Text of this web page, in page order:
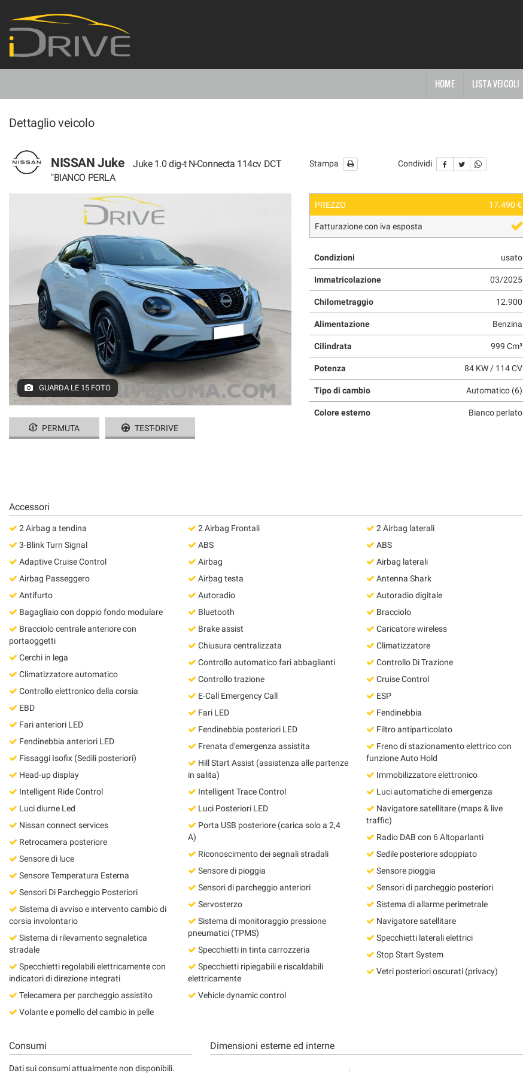
HOME
LISTA VEICOLI
DICONO DI NOI
ASSISTENZA
HOME LISTA VEICOLI
Dettaglio veicolo
NISSAN Juke
Juke 1.0 dig-t N-Connecta 114cv DCT
"BIANCO PERLA
Stampa Condividi
GUARDA LE 15 FOTO
PERMUTA TEST-DRIVE
PREZZO 17.490 €
Fatturazione con iva esposta
Condizioni usato
Immatricolazione 03/2025
Chilometraggio 12.900
Alimentazione Benzina
Cilindrata 999 Cm³
Potenza 84 KW / 114 CV
Tipo di cambio Automatico (6)
Colore esterno Bianco perlato
Accessori
2 Airbag a tendina
3-Blink Turn Signal
Adaptive Cruise Control
Airbag Passeggero
Antifurto
Bagagliaio con doppio fondo modulare
Bracciolo centrale anteriore con
portaoggetti
Cerchi in lega
Climatizzatore automatico
Controllo elettronico della corsia
EBD
Fari anteriori LED
Fendinebbia anteriori LED
Fissaggi Isofix (Sedili posteriori)
Head-up display
Intelligent Ride Control
Luci diurne Led
Nissan connect services
Retrocamera posteriore
Sensore di luce
Sensore Temperatura Esterna
Sensori Di Parcheggio Posteriori
Sistema di avviso e intervento cambio di
corsia involontario
Sistema di rilevamento segnaletica
stradale
Specchietti regolabili elettricamente con
indicatori di direzione integrati
Telecamera per parcheggio assistito
Volante e pomello del cambio in pelle
2 Airbag Frontali
ABS
Airbag
Airbag testa
Autoradio
Bluetooth
Brake assist
Chiusura centralizzata
Controllo automatico fari abbaglianti
Controllo trazione
E-Call Emergency Call
Fari LED
Fendinebbia posteriori LED
Frenata d'emergenza assistita
Hill Start Assist (assistenza alle partenze
in salita)
Intelligent Trace Control
Luci Posteriori LED
Porta USB posteriore (carica solo a 2,4
A)
Riconoscimento dei segnali stradali
Sensore di pioggia
Sensori di parcheggio anteriori
Servosterzo
Sistema di monitoraggio pressione
pneumatici (TPMS)
Specchietti in tinta carrozzeria
Specchietti ripiegabili e riscaldabili
elettricamente
Vehicle dynamic control
2 Airbag laterali
ABS
Airbag laterali
Antenna Shark
Autoradio digitale
Bracciolo
Caricatore wireless
Climatizzatore
Controllo Di Trazione
Cruise Control
ESP
Fendinebbia
Filtro antiparticolato
Freno di stazionamento elettrico con
funzione Auto Hold
Immobilizzatore elettronico
Luci automatiche di emergenza
Navigatore satellitare (maps & live
traffic)
Radio DAB con 6 Altoparlanti
Sedile posteriore sdoppiato
Sensore pioggia
Sensori di parcheggio posteriori
Sistema di allarme perimetrale
Navigatore satellitare
Specchietti laterali elettrici
Stop Start System
Vetri posteriori oscurati (privacy)
Consumi
Dati sui consumi attualmente non disponibili.
Dimensioni esterne ed interne
Le
tue
preferenze
di
consenso
pannello
ti
di
esprimere
tracciamento
adottiamo
per
offrire
funzionalità
svolgere
le
attività
di
seguito
descritte.
Per
sul
funzionamento
questi
strumenti
tracciamento
si
rimanda
cookie
policy.
Puoi
modificare
le
scelte
in
momento.
Cookie per il miglioramento dell'esperienza utente